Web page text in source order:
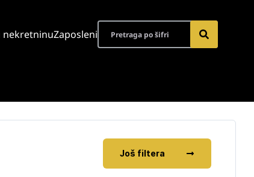
nekretninuZaposleni
Još filtera